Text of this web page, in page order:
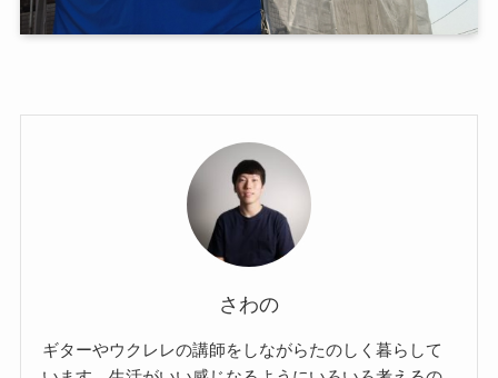
さわの
ギターやウクレレの講師をしながらたのしく暮らして